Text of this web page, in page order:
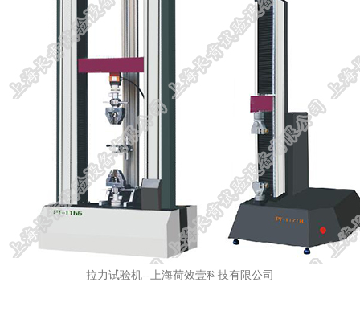
拉力试验机--上海荷效壹科技有限公司